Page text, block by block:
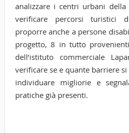
analizzare i centri urbani della
verificare percorsi turistici
proporre anche a persone
progetto, 8 in tutto
dell’istituto commerciale
verificare se e quante barriere
individuare migliorie e
pratiche già presenti.